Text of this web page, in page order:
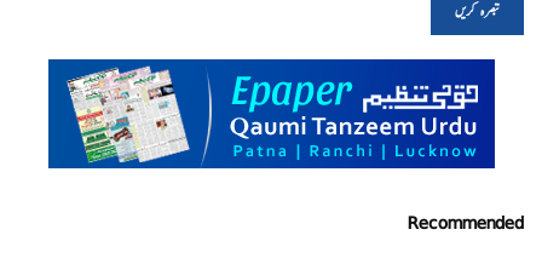
Recommended